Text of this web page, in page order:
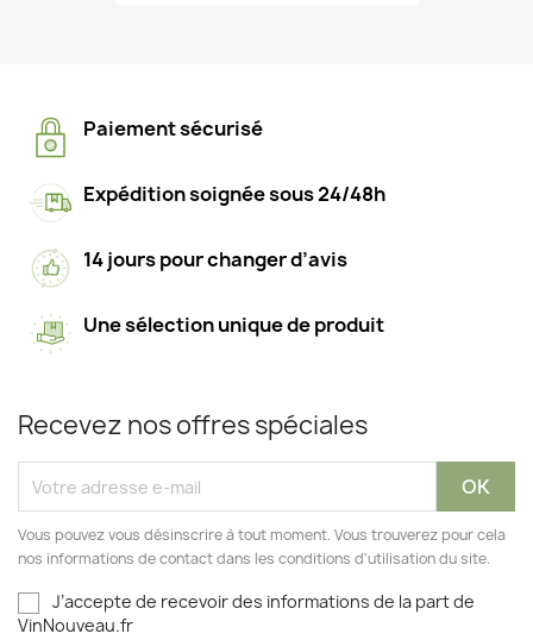
Paiement sécurisé
Expédition soignée sous 24/48h
14 jours pour changer d’avis
Une sélection unique de produit
Recevez nos offres spéciales
Vous pouvez vous désinscrire à tout moment. Vous trouverez pour cela
nos informations de contact dans les conditions d'utilisation du site.
J’accepte de recevoir des informations de la part de
VinNouveau.fr